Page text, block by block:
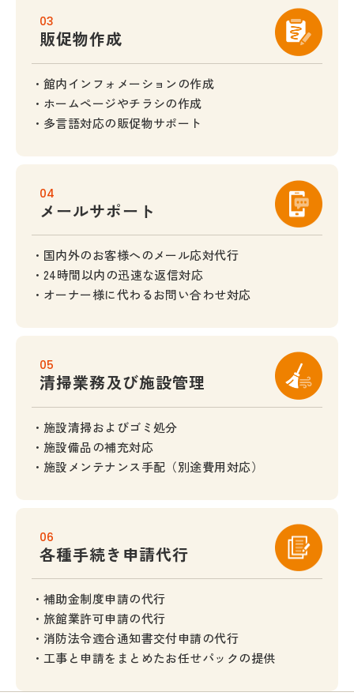
03
販促物作成
館内インフォメーションの作成
ホームページやチラシの作成
多言語対応の販促物サポート
04
メールサポート
国内外のお客様へのメール応対代行
24時間以内の迅速な返信対応
オーナー様に代わるお問い合わせ対応
05
清掃業務及び施設管理
施設清掃およびゴミ処分
施設備品の補充対応
施設メンテナンス手配（別途費用対応）
06
各種手続き申請代行
補助金制度申請の代行
旅館業許可申請の代行
消防法令適合通知書交付申請の代行
工事と申請をまとめたお任せパックの提供